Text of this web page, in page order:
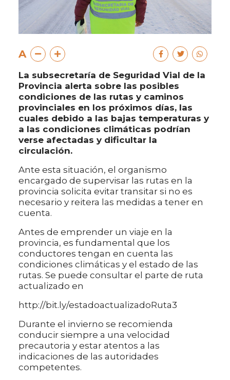
A
La subsecretaría de Seguridad Vial de la
Provincia alerta sobre las posibles
condiciones de las rutas y caminos
provinciales en los próximos días, las
cuales debido a las bajas temperaturas y
a las condiciones climáticas podrían
verse afectadas y dificultar la
circulación.
Ante esta situación, el organismo
encargado de supervisar las rutas en la
provincia solicita evitar transitar si no es
necesario y reitera las medidas a tener en
cuenta.
Antes de emprender un viaje en la
provincia, es fundamental que los
conductores tengan en cuenta las
condiciones climáticas y el estado de las
rutas. Se puede consultar el parte de ruta
actualizado en
http://bit.ly/estadoactualizadoRuta3
Durante el invierno se recomienda
conducir siempre a una velocidad
precautoria y estar atentos a las
indicaciones de las autoridades
competentes.